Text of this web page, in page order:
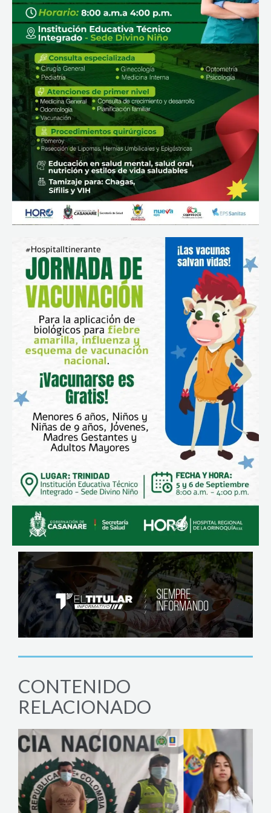
CONTENIDO
RELACIONADO